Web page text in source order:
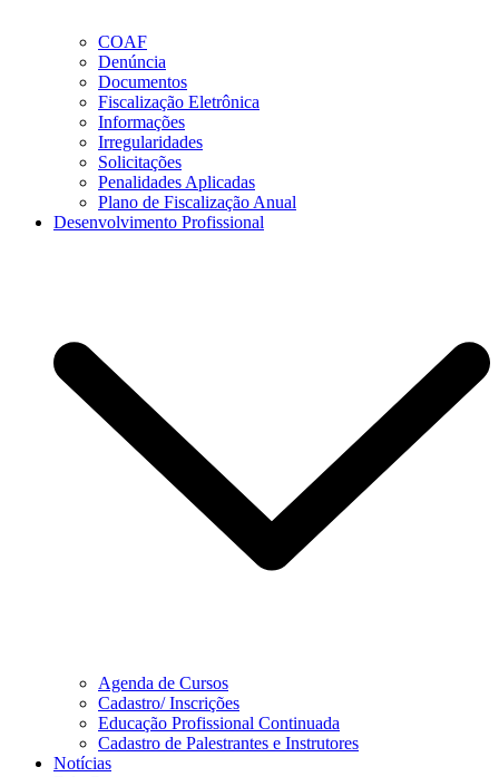
COAF
Denúncia
Documentos
Fiscalização Eletrônica
Informações
Irregularidades
Solicitações
Penalidades Aplicadas
Plano de Fiscalização Anual
Desenvolvimento Profissional
Agenda de Cursos
Cadastro/ Inscrições
Educação Profissional Continuada
Cadastro de Palestrantes e Instrutores
Notícias